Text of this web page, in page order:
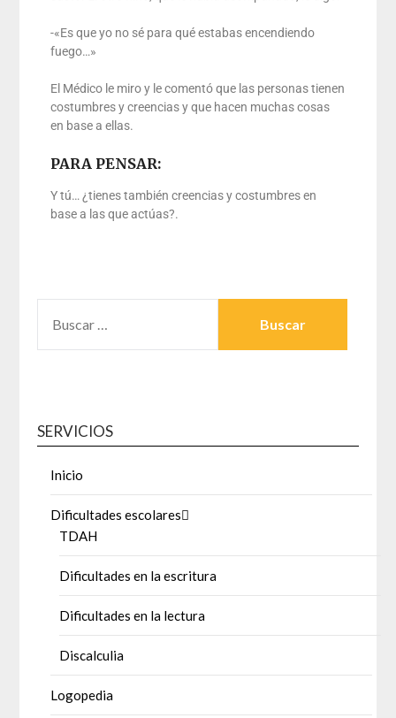
-«Es que yo no sé para qué estabas encendiendo
fuego…»
El Médico le miro y le comentó que las personas tienen
costumbres y creencias y que hacen muchas cosas
en base a ellas.
PARA PENSAR:
Y tú… ¿tienes también creencias y costumbres en
base a las que actúas?.
SERVICIOS
Inicio
Dificultades escolares
TDAH
Dificultades en la escritura
Dificultades en la lectura
Discalculia
Logopedia